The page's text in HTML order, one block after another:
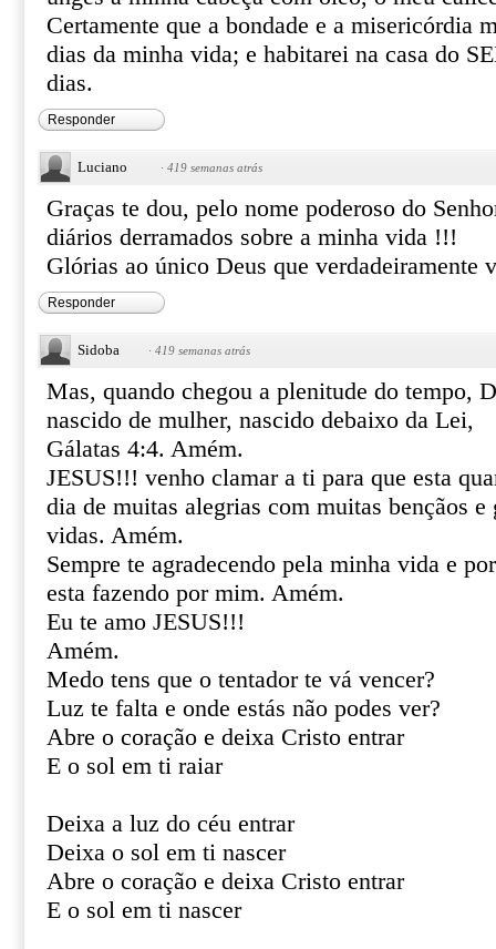
Certamente que a bondade e a misericórdia
dias da minha vida; e habitarei na casa do
dias.
Responder
Luciano · 419 semanas atrás
Graças te dou, pelo nome poderoso do
diários derramados sobre a minha vida !!!
Glórias ao único Deus que verdadeiramente
Responder
Sidoba · 419 semanas atrás
Mas, quando chegou a plenitude do tempo,
nascido de mulher, nascido debaixo da Lei,
Gálatas 4:4. Amém.
JESUS!!! venho clamar a ti para que esta
dia de muitas alegrias com muitas bençãos e
vidas. Amém.
Sempre te agradecendo pela minha vida e
esta fazendo por mim. Amém.
Eu te amo JESUS!!!
Amém.
Medo tens que o tentador te vá vencer?
Luz te falta e onde estás não podes ver?
Abre o coração e deixa Cristo entrar
E o sol em ti raiar
Deixa a luz do céu entrar
Deixa o sol em ti nascer
Abre o coração e deixa Cristo entrar
E o sol em ti nascer